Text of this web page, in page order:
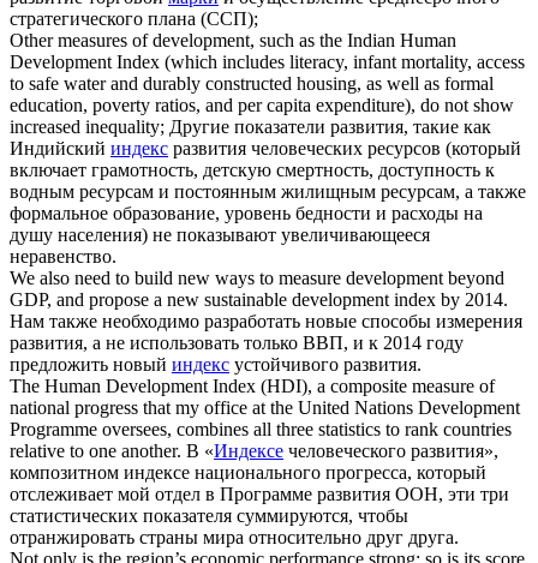
стратегического плана (ССП);
Other measures of development, such as the Indian Human
Development Index (which includes literacy, infant mortality, access
to safe water and durably constructed housing, as well as formal
education, poverty ratios, and per capita expenditure), do not show
increased inequality; Другие показатели развития, такие как
Индийский индекс развития человеческих ресурсов (который
включает грамотность, детскую смертность, доступность к
водным ресурсам и постоянным жилищным ресурсам, а также
формальное образование, уровень бедности и расходы на
душу населения) не показывают увеличивающееся
неравенство.
We also need to build new ways to measure development beyond
GDP, and propose a new sustainable development index by 2014.
Нам также необходимо разработать новые способы измерения
развития, а не использовать только ВВП, и к 2014 году
предложить новый индекс устойчивого развития.
The Human Development Index (HDI), a composite measure of
national progress that my office at the United Nations Development
Programme oversees, combines all three statistics to rank countries
relative to one another. В «Индексе человеческого развития»,
композитном индексе национального прогресса, который
отслеживает мой отдел в Программе развития ООН, эти три
статистических показателя суммируются, чтобы
отранжировать страны мира относительно друг друга.